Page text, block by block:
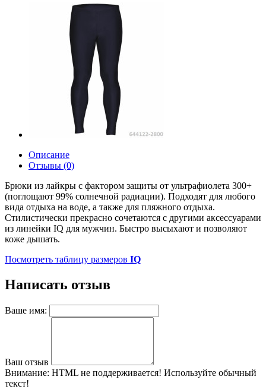
Описание
Отзывы (0)
Брюки из лайкры с фактором защиты от ультрафиолета 300+
(поглощают 99% солнечной радиации). Подходят для любого
вида отдыха на воде, а также для пляжного отдыха.
Стилистически прекрасно сочетаются с другими аксессуарами
из линейки IQ для мужчин. Быстро высыхают и позволяют
коже дышать.
Посмотреть таблицу размеров IQ
Написать отзыв
Ваше имя:
Ваш отзыв
Внимание: HTML не поддерживается! Используйте обычный
текст!